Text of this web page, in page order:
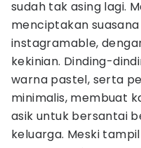
sudah tak asing lagi.
menciptakan
instagramable,
kekinian. Dinding-
warna pastel, serta
minimalis, membuat
asik untuk bersantai
keluarga. Meski